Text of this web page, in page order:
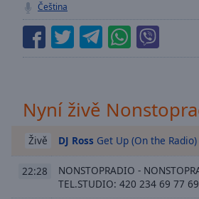
live,
currently
behind
LIVE
Remaining
Playback
Rate
Chapters
Čeština
Nyní živě
Živě DJ Ross Get Up (On the Radio)
22:28
NONSTOPRADIO -
TEL.STUDIO: 420 234 69 77 69